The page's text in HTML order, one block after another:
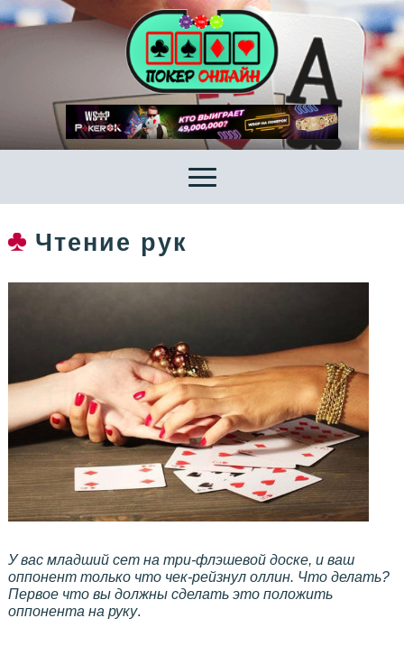
Чтение рук
У вас младший сет на три-флэшевой доске, и ваш
оппонент только что чек-рейзнул оллин. Что делать?
Первое что вы должны сделать это положить
оппонента на руку.